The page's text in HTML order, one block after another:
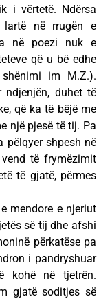
i vërtetë. Ndërsa
në rrugën e
në poezi nuk e
që u bë edhe
im M.Z.).
ndjenjën, duhet të
që ka të bëjë me
një pjesë të tij. Pa
pëlqyer shpesh në
të frymëzimit
të gjatë, përmes
mendore e njeriut
së tij dhe afshi
përkatëse pa
i pandryshuar
kohë në tjetrën.
gjatë soditjes së